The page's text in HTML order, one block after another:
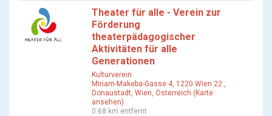
Theater für alle - Verein zur
Förderung
theaterpädagogischer
Aktivitäten für alle
Generationen
Kulturverein
Miriam-Makeba-Gasse 4, 1220 Wien 22.,
Donaustadt, Wien, Österreich (Karte
ansehen)
0.68 km entfernt